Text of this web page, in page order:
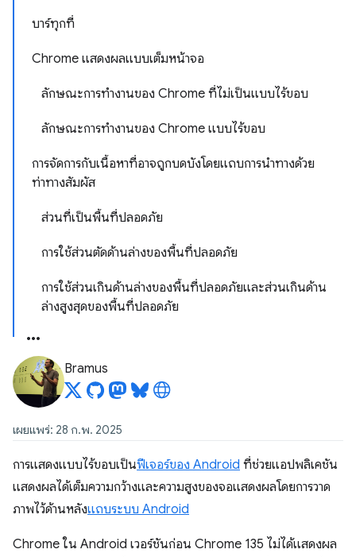
บาร์ทุกที่
Chrome แสดงผลแบบเต็มหน้าจอ
ลักษณะการทํางานของ Chrome ที่ไม่เป็นแบบไร้ขอบ
ลักษณะการทํางานของ Chrome แบบไร้ขอบ
การจัดการกับเนื้อหาที่อาจถูกบดบังโดยแถบการนำทางด้วย
ท่าทางสัมผัส
ส่วนที่เป็นพื้นที่ปลอดภัย
การใช้ส่วนตัดด้านล่างของพื้นที่ปลอดภัย
การใช้ส่วนเกินด้านล่างของพื้นที่ปลอดภัยและส่วนเกินด้าน
ล่างสูงสุดของพื้นที่ปลอดภัย
Bramus
เผยแพร่: 28 ก.พ. 2025
การแสดงแบบไร้ขอบเป็นฟีเจอร์ของ Android ที่ช่วยแอปพลิเคชัน
แสดงผลได้เต็มความกว้างและความสูงของจอแสดงผลโดยการวาด
ภาพไว้ด้านหลังแถบระบบ Android
Chrome ใน Android เวอร์ชันก่อน Chrome 135 ไม่ได้แสดงผล